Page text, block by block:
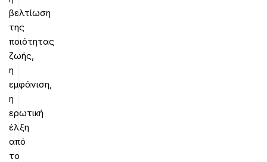
βελτίωση
της
ποιότητας
ζωής,
η
εμφάνιση,
η
ερωτική
έλξη
από
το